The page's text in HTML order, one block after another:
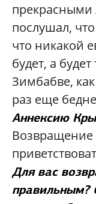
прекрасными
послушал,
что никакой
будет, а
Зимбабве,
раз еще
Аннексию
Для вас